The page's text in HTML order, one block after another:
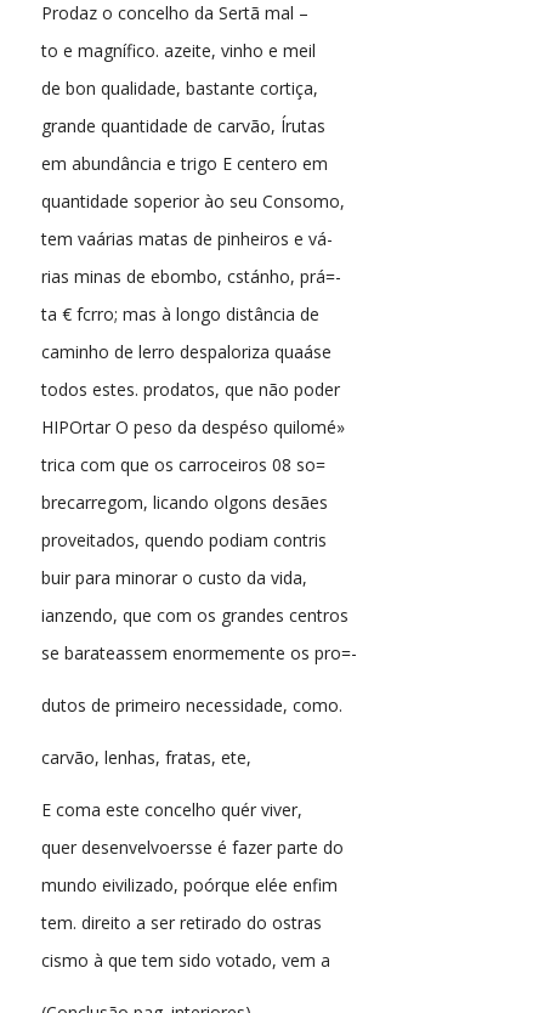
Prodaz o concelho da Sertã mal –
to e magnífico. azeite, vinho e meil
de bon qualidade, bastante cortiça,
grande quantidade de carvão, Írutas
em abundância e trigo E centero em
quantidade soperior ào seu Consomo,
tem vaárias matas de pinheiros e vá-
rias minas de ebombo, cstánho, prá=-
ta € fcrro; mas à longo distância de
caminho de lerro despaloriza quaáse
todos estes. prodatos, que não poder
HIPOrtar O peso da despéso quilomé»
trica com que os carroceiros 08 so=
brecarregom, licando olgons desães
proveitados, quendo podiam contris
buir para minorar o custo da vida,
ianzendo, que com os grandes centros
se barateassem enormemente os pro=-
dutos de primeiro necessidade, como.
carvão, lenhas, fratas, ete,
E coma este concelho quér viver,
quer desenvelvoersse é fazer parte do
mundo eivilizado, poórque elée enfim
tem. direito a ser retirado do ostras
cismo à que tem sido votado, vem a